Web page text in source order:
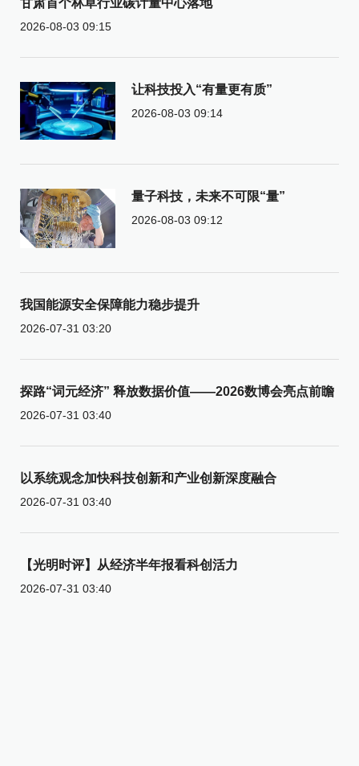
2026-08-03 09:15
让科技投入“有量更有质”
2026-08-03 09:14
量子科技，未来不可限“量”
2026-08-03 09:12
我国能源安全保障能力稳步提升
2026-07-31 03:20
探路“词元经济” 释放数据价值——2026数博会亮点前瞻
2026-07-31 03:40
以系统观念加快科技创新和产业创新深度融合
2026-07-31 03:40
【光明时评】从经济半年报看科创活力
2026-07-31 03:40